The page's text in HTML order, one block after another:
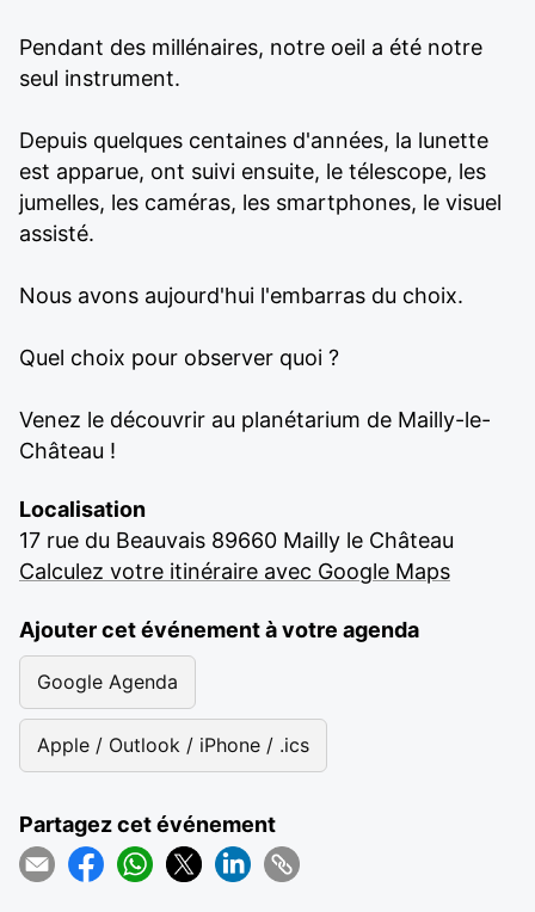
Pendant des millénaires, notre oeil a été notre
seul instrument.
Depuis quelques centaines d'années, la lunette
est apparue, ont suivi ensuite, le télescope, les
jumelles, les caméras, les smartphones, le visuel
assisté.
Nous avons aujourd'hui l'embarras du choix.
Quel choix pour observer quoi ?
Venez le découvrir au planétarium de Mailly-le-
Château !
Localisation
17 rue du Beauvais 89660 Mailly le Château
Calculez votre itinéraire avec Google Maps
Ajouter cet événement à votre agenda
Google Agenda
Apple / Outlook / iPhone / .ics
Partagez cet événement